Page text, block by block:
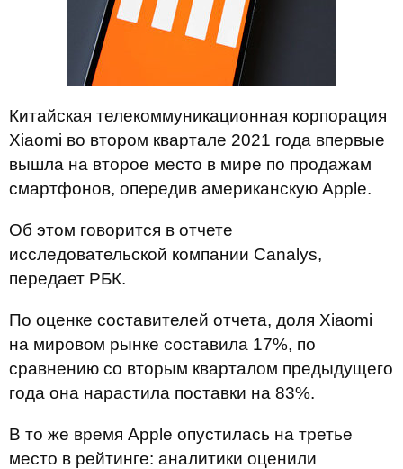
Китайская телекоммуникационная корпорация
Xiaomi во втором квартале 2021 года впервые
вышла на второе место в мире по продажам
смартфонов, опередив американскую Apple.
Об этом говорится в отчете
исследовательской компании Canalys,
передает РБК.
По оценке составителей отчета, доля Xiaomi
на мировом рынке составила 17%, по
сравнению со вторым кварталом предыдущего
года она нарастила поставки на 83%.
В то же время Apple опустилась на третье
место в рейтинге: аналитики оценили